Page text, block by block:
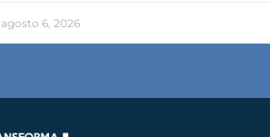
agosto 6, 2026